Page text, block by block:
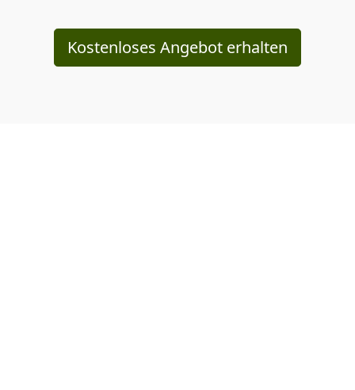
Kostenloses Angebot erhalten